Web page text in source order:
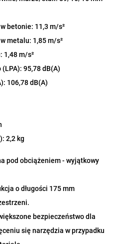
betonie: 11,3 m/s²
metalu: 1,85 m/s²
1,48 m/s²
95,78 dB(A)
106,78 dB(A)
2,2 kg
pod obciążeniem - wyjątkowy
o długości 175 mm
bezpieczeństwo dla
się narzędzia w przypadku